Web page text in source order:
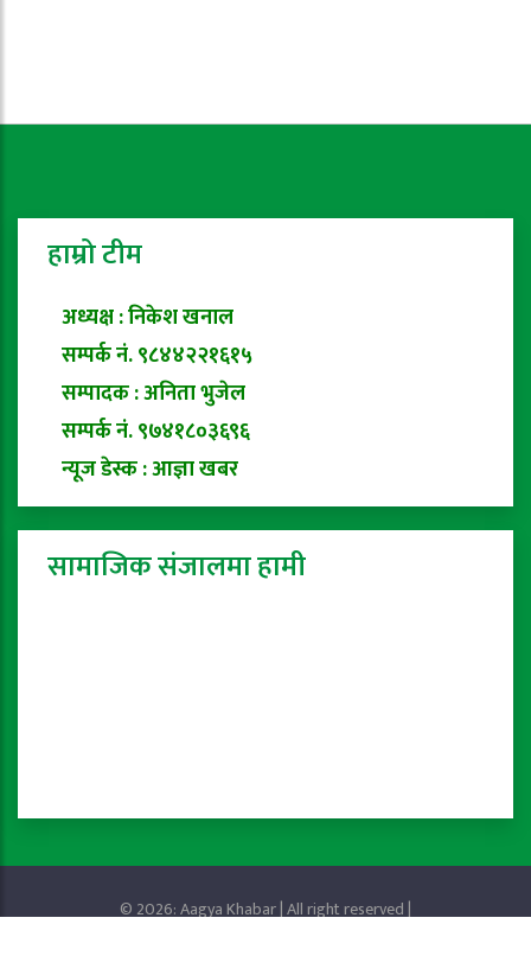
हाम्रो टीम
अध्यक्ष : निकेश खनाल
सम्पर्क नं. ९८४४२२१६१५
सम्पादक : अनिता भुजेल
सम्पर्क नं. ९७४१८०३६९६
न्यूज डेस्क : आज्ञा खबर
सामाजिक संजालमा हामी
© 2026: Aagya Khabar | All right reserved |